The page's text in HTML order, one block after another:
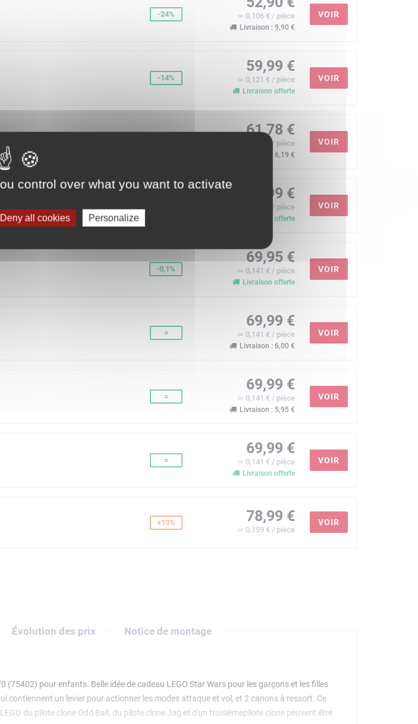
-24% ≃ 0,106 € / pièce
Livraison : 9,90 €
VOIR
-14%
59,99 €
≃ 0,121 € / pièce
Livraison offerte
VOIR
61,78 €
≃ 0,124 € / pièce
Livraison : 6,19 €
VOIR
67,99 €
≃ 0,137 € / pièce
Livraison offerte
VOIR
-0,1%
69,95 €
≃ 0,141 € / pièce
Livraison offerte
VOIR
=
69,99 €
≃ 0,141 € / pièce
Livraison : 6,00 €
VOIR
=
69,99 €
≃ 0,141 € / pièce
Livraison : 5,95 €
VOIR
=
69,99 €
≃ 0,141 € / pièce
Livraison offerte
VOIR
+13% 78,99 €
≃ 0,159 € / pièce
VOIR
Évolution des prix Notice de montage
(75402) pour enfants. Belle idée de cadeau LEGO Star Wars pour les garçons et les filles
contiennent un levier pour actionner les modes attaque et vol, et 2 canons à ressort. Ce
du pilote clone Odd Ball, du pilote clone Jag et d'un troisièmepilote clone peuvent être
control over what you want to activate
Deny all cookies Personalize